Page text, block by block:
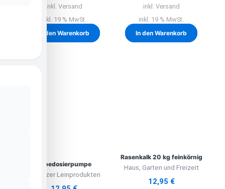
inkl. Versand
inkl. 19 % MwSt.
In den Warenkorb
inkl. Versand
inkl. 19 % MwSt.
In den Warenkorb
Hebedosierpumpe
Lausitzer Leinprodukten
Rasenkalk 20 kg feinkörnig
Haus, Garten und Freizeit
12,95 €